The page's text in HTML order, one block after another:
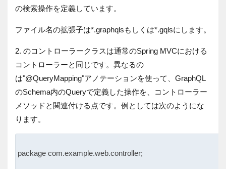
の検索操作を定義しています。
ファイル名の拡張子は*.graphqlsもしくは*.gqlsにします。
2. のコントローラークラスは通常のSpring MVCにおける
コントローラーと同じです。異なるの
は"@QueryMapping"アノテーションを使って、GraphQL
のSchema内のQueryで定義した操作を、コントローラー
メソッドと関連付ける点です。例としては次のようにな
ります。
package com.example.web.controller;